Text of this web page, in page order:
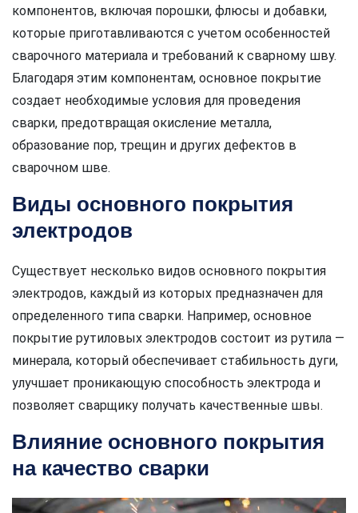
компонентов, включая порошки, флюсы и добавки,
которые приготавливаются с учетом особенностей
сварочного материала и требований к сварному шву.
Благодаря этим компонентам, основное покрытие
создает необходимые условия для проведения
сварки, предотвращая окисление металла,
образование пор, трещин и других дефектов в
сварочном шве.
Виды основного покрытия
электродов
Существует несколько видов основного покрытия
электродов, каждый из которых предназначен для
определенного типа сварки. Например, основное
покрытие рутиловых электродов состоит из рутила —
минерала, который обеспечивает стабильность дуги,
улучшает проникающую способность электрода и
позволяет сварщику получать качественные швы.
Влияние основного покрытия
на качество сварки